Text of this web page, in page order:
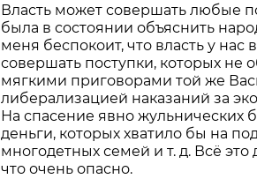
Власть может совершать любые
была в состоянии объяснить
меня беспокоит, что власть у нас
совершать поступки, которых не
мягкими приговорами той же
либерализацией наказаний за
На спасение явно жульнических
деньги, которых хватило бы на
многодетных семей и т. д. Всё это
что очень опасно.